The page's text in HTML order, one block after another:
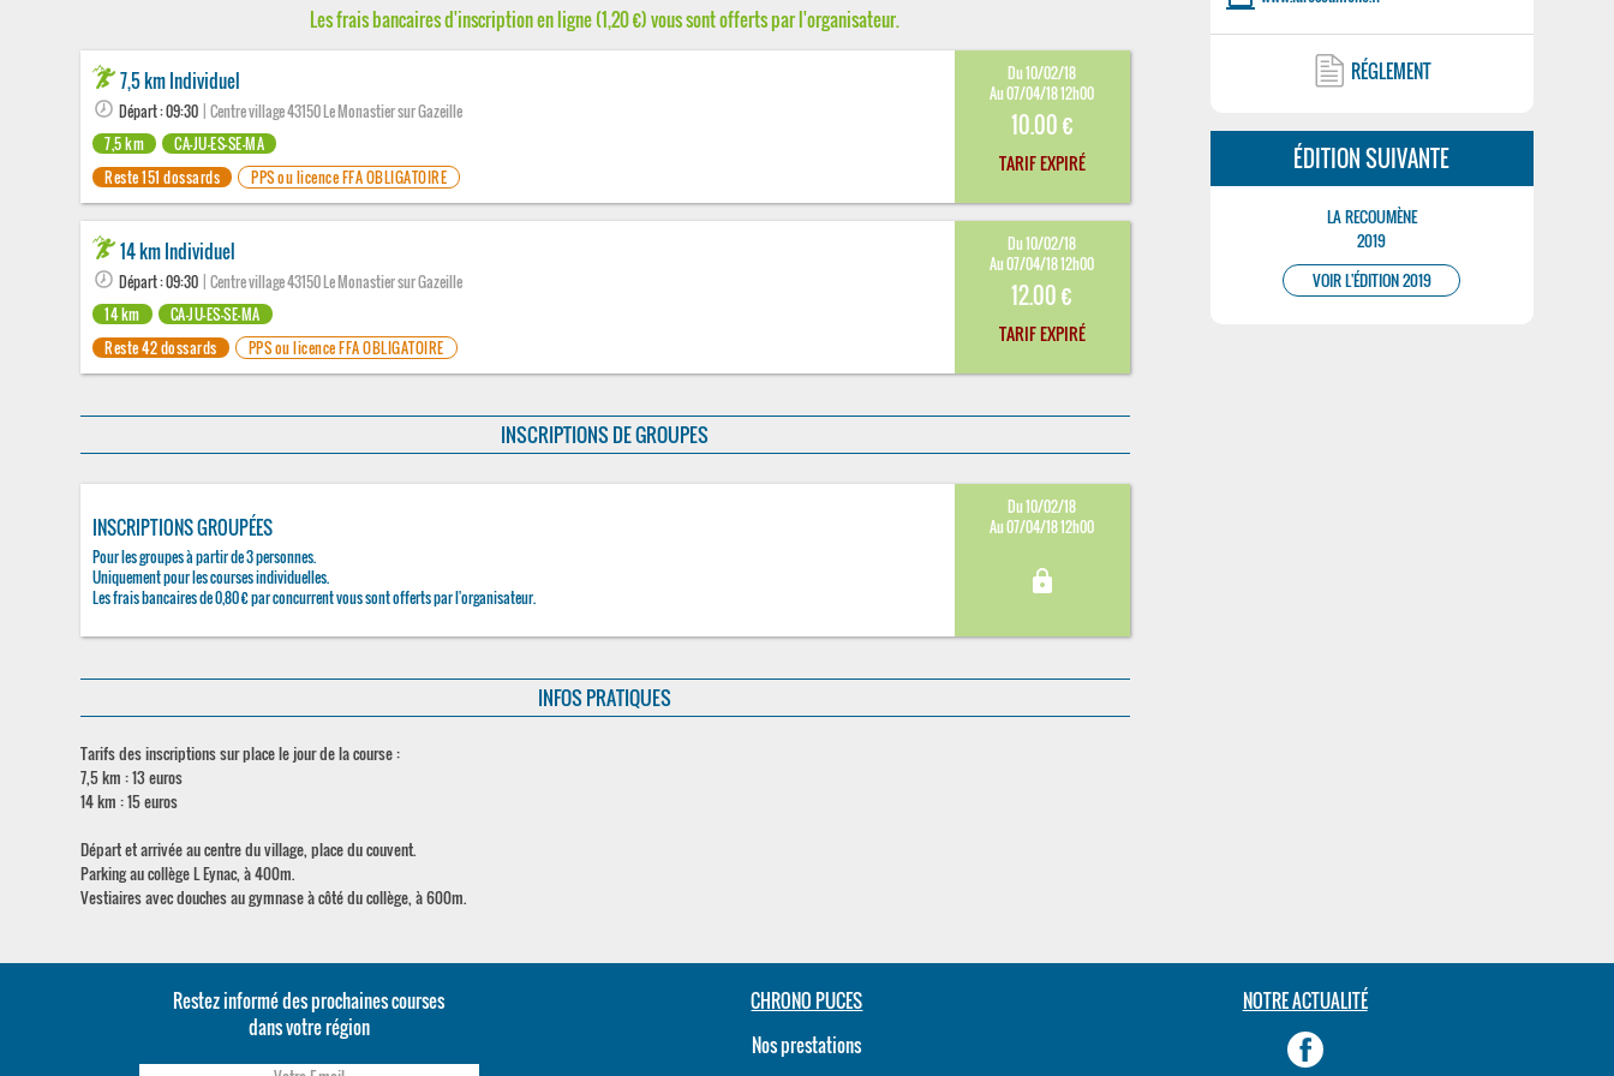
Les frais bancaires d'inscription en ligne (1,20 €) vous sont offerts par l'organisateur.
7,5 km Individuel
Départ : 09:30 | Centre village 43150 Le Monastier sur Gazeille
7,5 km
CA-JU-ES-SE-MA
Reste 151 dossards
PPS ou licence FFA OBLIGATOIRE
Du 10/02/18
Au 07/04/18 12h00
10.00 €
TARIF EXPIRÉ
14 km Individuel
Départ : 09:30 | Centre village 43150 Le Monastier sur Gazeille
14 km
CA-JU-ES-SE-MA
Reste 42 dossards
PPS ou licence FFA OBLIGATOIRE
Du 10/02/18
Au 07/04/18 12h00
12.00 €
TARIF EXPIRÉ
INSCRIPTIONS DE GROUPES
INSCRIPTIONS GROUPÉES
Pour les groupes à partir de 3 personnes.
Uniquement pour les courses individuelles.
Les frais bancaires de 0,80 € par concurrent vous sont offerts par l'organisateur.
Du 10/02/18
Au 07/04/18 12h00
lock
INFOS PRATIQUES
Tarifs des inscriptions sur place le jour de la course :
7,5 km : 13 euros
14 km : 15 euros
Départ et arrivée au centre du village, place du couvent.
Parking au collège L Eynac, à 400m.
Vestiaires avec douches au gymnase à côté du collège, à 600m.
RÉGLEMENT
ÉDITION SUIVANTE
LA RECOUMÈNE
2019
VOIR L'ÉDITION 2019
Restez informé des prochaines courses
dans votre région
CHRONO PUCES
Nos prestations
NOTRE ACTUALITÉ